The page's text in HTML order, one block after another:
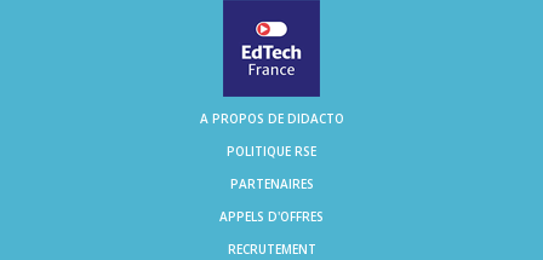
A PROPOS DE DIDACTO
POLITIQUE RSE
PARTENAIRES
APPELS D'OFFRES
RECRUTEMENT